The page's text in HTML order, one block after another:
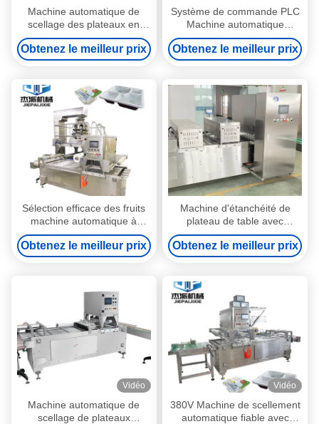
Machine automatique de
scellage des plateaux en
acier inoxydable pour les
emballages en
PP/PE/PVC/PET
Obtenez le meilleur prix
Système de commande PLC
Machine automatique
d'étanchéité des plateaux en
argent pour les conteneurs
alimentaires
Obtenez le meilleur prix
Sélection efficace des fruits
machine automatique à
sceller les plateaux argentés
avec système de vide
Obtenez le meilleur prix
Machine d'étanchéité de
plateau de table avec
système de commande PLC
Système de remplissage en
gaz en option
Obtenez le meilleur prix
Vidéo
Machine automatique de
scellage de plateaux
Vidéo
380V Machine de scellement
automatique fiable avec